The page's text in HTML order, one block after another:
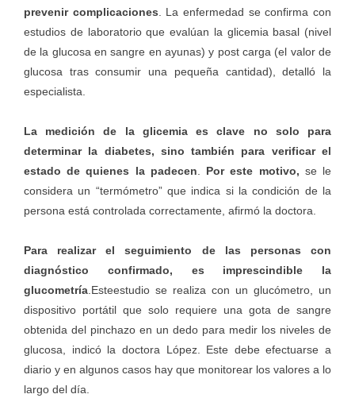
prevenir complicaciones . La enfermedad se confirma con
estudios de laboratorio que evalúan la glicemia basal (nivel
de la glucosa en sangre en ayunas) y post carga (el valor de
glucosa tras consumir una pequeña cantidad), detalló la
especialista.
La medición de la glicemia es clave no solo para
determinar la diabetes, sino también para verificar el
estado de quienes la padecen
Por este motivo, se le
considera un “termómetro” que indica si la condición de la
persona está controlada correctamente, afirmó la doctora.
Para realizar el seguimiento de las personas con
diagnóstico confirmado, es imprescindible la
glucometría .Esteestudio se realiza con un glucómetro, un
dispositivo portátil que solo requiere una gota de sangre
obtenida del pinchazo en un dedo para medir los niveles de
glucosa, indicó la doctora López. Este debe efectuarse a
diario y en algunos casos hay que monitorear los valores a lo
largo del día.